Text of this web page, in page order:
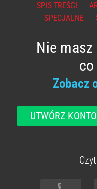
SPIS TREŚCI
SPECJALNE
Nie
Zobacz
UTWÓRZ KONTO